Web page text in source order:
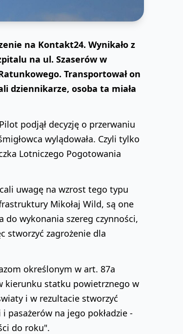
na Kontakt24. Wynikało z
na ul. Szaserów w
Transportował on
dziennikarze, osoba ta miała
podjął decyzję o przerwaniu
wylądowała. Czyli tylko
Lotniczego Pogotowania
uwagę na wzrost tego typu
Mikołaj Wild, są one
do wykonania szereg czynności,
stworzyć zagrożenie dla
określonym w art. 87a
kierunku statku powietrznego w
i w rezultacie stworzyć
pasażerów na jego pokładzie -
do roku".